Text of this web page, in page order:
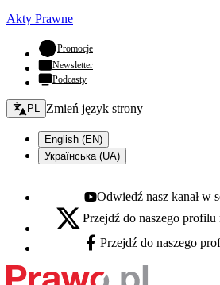
Akty Prawne
Promocje- otwiera się w nowej karcie
Newsletter
Podcasty
Zmień język - bieżący:
PL Zmień język strony
English (EN)
Українська (UA)
Youtube - otwiera się w nowej
Odwiedź nasz kanał w
X - otwiera się w nowej karcie
Przejdź do naszego
Facebook - otwiera się w nowej
Przejdź do naszego